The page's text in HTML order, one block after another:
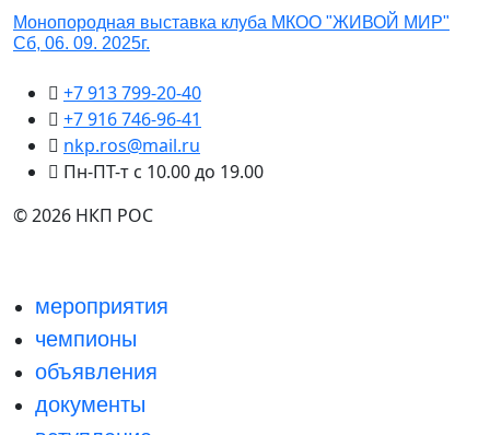
Монопородная выставка клуба МКОО "ЖИВОЙ МИР"
Сб, 06. 09. 2025г.
+7 913 799-20-40
+7 916 746-96-41
nkp.ros@mail.ru
Пн-ПТ-т с 10.00 до 19.00
© 2026 НКП РОС
мероприятия
чемпионы
объявления
документы